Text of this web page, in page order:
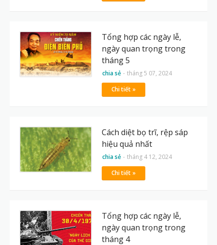
Tổng hợp các ngày lễ,
ngày quan trọng trong
tháng 5
chia sẻ - tháng 5 07, 2024
Chi tiết »
Cách diệt bọ trĩ, rệp sáp
hiệu quả nhất
chia sẻ - tháng 4 12, 2024
Chi tiết »
Tổng hợp các ngày lễ,
ngày quan trọng trong
tháng 4